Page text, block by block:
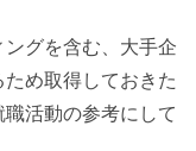
グを含む、大手企
め取得しておきた
活動の参考にして